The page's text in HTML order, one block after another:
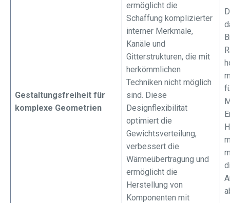
Gestaltungsfreiheit für
komplexe Geometrien
ermöglicht die
Schaffung komplizierter
interner Merkmale,
Kanäle und
Gitterstrukturen, die mit
herkömmlichen
Techniken nicht möglich
sind. Diese
Designflexibilität
optimiert die
Gewichtsverteilung,
verbessert die
Wärmeübertragung und
ermöglicht die
Herstellung von
Komponenten mit